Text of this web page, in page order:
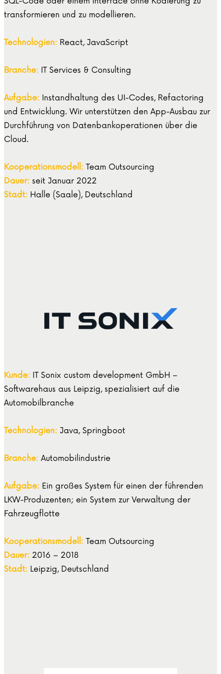
transformieren und zu modellieren.
Technologien: React, JavaScript
Branche: IT Services & Consulting
Aufgabe: Instandhaltung des UI-Codes, Refactoring
und Entwicklung. Wir unterstützen den App-Ausbau zur
Durchführung von Datenbankoperationen über die
Cloud.
Kooperationsmodell: Team Outsourcing
Dauer: seit Januar 2022
Stadt: Halle (Saale), Deutschland
Kunde: IT Sonix custom development GmbH –
Softwarehaus aus Leipzig, spezialisiert auf die
Automobilbranche
Technologien: Java, Springboot
Branche: Automobilindustrie
Aufgabe: Ein großes System für einen der führenden
LKW-Produzenten; ein System zur Verwaltung der
Fahrzeugflotte
Kooperationsmodell: Team Outsourcing
Dauer: 2016 – 2018
Stadt: Leipzig, Deutschland